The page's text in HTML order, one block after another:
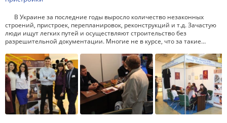
В Украине за последние годы выросло количество незаконных
строений, пристроек, перепланировок, реконструкций и т.д. Зачастую
люди ищут легких путей и осуществляют строительство без
разрешительной документации. Многие не в курсе, что за такие…